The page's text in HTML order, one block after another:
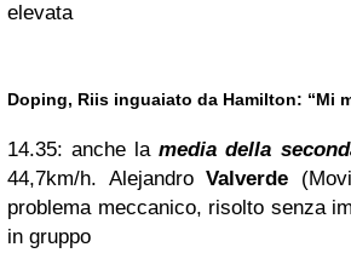
elevata
Doping, Riis inguaiato da Hamilton: “Mi
14.35: anche lamedia della
44,7km/h. Alejandro Valverde
problema meccanico, risolto senza
in gruppo